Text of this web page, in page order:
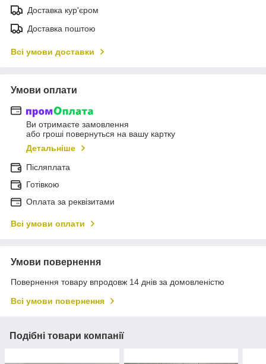
Доставка кур'єром
Доставка поштою
Всі умови доставки
Умови оплати
Ви отримаєте замовлення
або гроші повернуться на вашу картку
Детальніше
Післяплата
Готівкою
Оплата за реквізитами
Всі умови оплати
Умови повернення
Повернення товару впродовж 14 днів за домовленістю
Всі умови повернення
Подібні товари компанії